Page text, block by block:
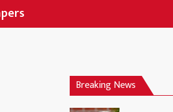
Breaking News